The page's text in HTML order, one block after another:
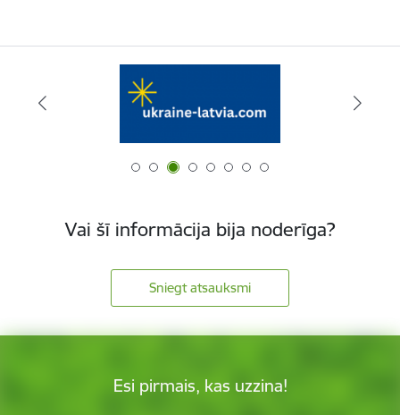
Vai šī informācija bija noderīga?
Sniegt atsauksmi
Esi pirmais, kas uzzina!